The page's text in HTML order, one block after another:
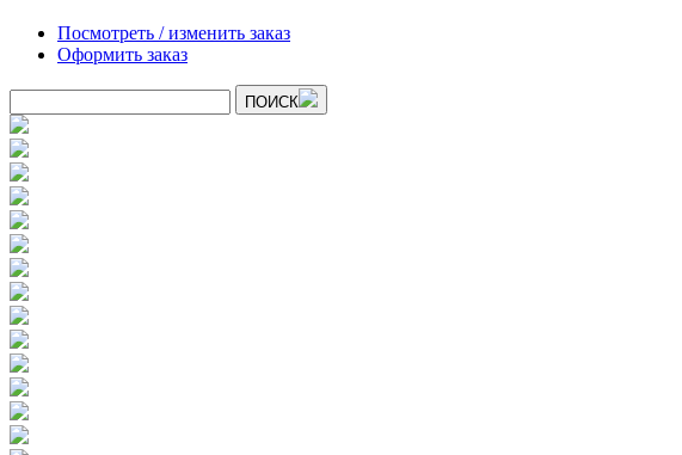
Посмотреть / изменить заказ
Оформить заказ
ПОИСК